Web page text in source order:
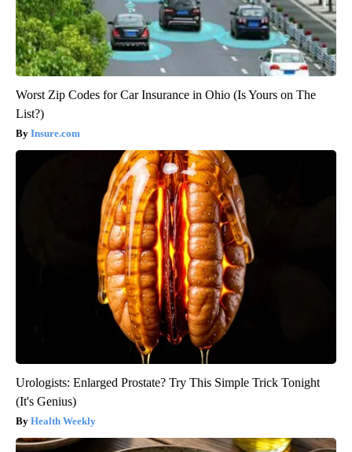
Worst Zip Codes for Car Insurance in Ohio (Is Yours on The
List?)
Insure.com
Urologists: Enlarged Prostate? Try This Simple Trick Tonight
(It's Genius)
Health Weekly